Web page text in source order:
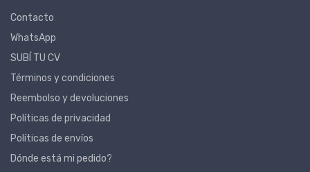
Contacto
WhatsApp
SUBÍ TU CV
Términos y condiciones
Reembolso y devoluciones
Políticas de privacidad
Políticas de envíos
Dónde está mi pedido?